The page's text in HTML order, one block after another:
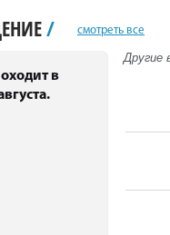
/ смотреть все
в
Другие